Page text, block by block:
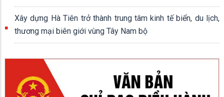
Xây dựng Hà Tiên trở thành trung tâm kinh tế biển, du lịch,
thương mại biên giới vùng Tây Nam bộ